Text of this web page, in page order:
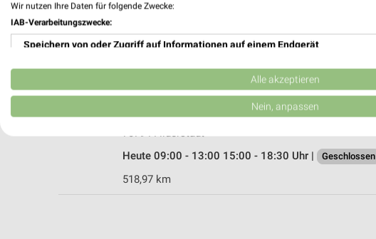
72622 Nürtingen
Heute 09:00 - 12:30 Uhr | Geschlossen
media@home Ottmüller Filderstadt
Plieninger Str. 4
70794 Filderstadt
Heute 09:00 - 13:00 15:00 - 18:30 Uhr |
Geschlossen
518,97 km
Wir nutzen Ihre Daten für folgende Zwecke:
IAB-Verarbeitungszwecke:
Speichern von oder Zugriff auf Informationen auf einem Endgerät
Verwendung reduzierter Daten zur Auswahl von Werbeanzeigen
Erstellung von Profilen für personalisierte Werbung
Erstellung von Profilen zur Personalisierung von Inhalten
Alle akzeptieren
Nein, anpassen